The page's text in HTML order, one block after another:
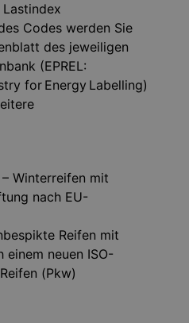
Codes werden Sie
des jeweiligen
(EPREL:
for Energy Labelling)
Winterreifen mit
nach EU-
Reifen mit
einem neuen ISO-
(Pkw)